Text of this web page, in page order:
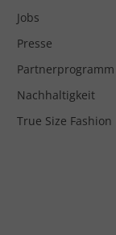
Jobs
Presse
Partnerprogramm
Nachhaltigkeit
True Size Fashion